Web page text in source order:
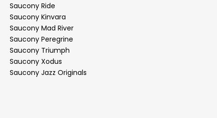
Saucony Ride
Saucony Kinvara
Saucony Mad River
Saucony Peregrine
Saucony Triumph
Saucony Xodus
Saucony Jazz Originals